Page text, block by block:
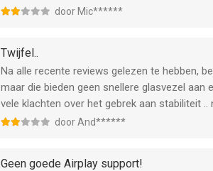
door Mic******
Twijfel..
Na alle recente reviews gelezen te hebben,
maar die bieden geen snellere glasvezel aan
vele klachten over het gebrek aan stabiliteit ..
door And******
Geen goede Airplay support!